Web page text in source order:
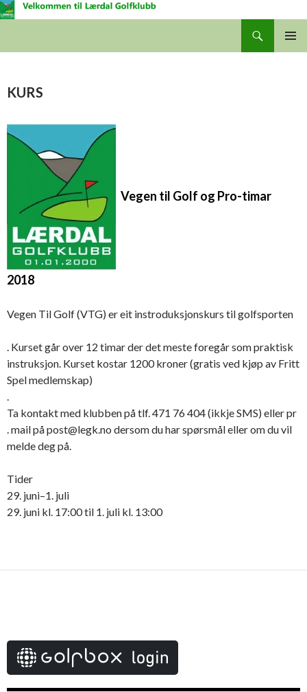
KURS
Vegen til Golf og Pro-timar
2018
Vegen Til Golf (VTG) er eit instroduksjonskurs til golfsporten
. Kurset går over 12 timar der det meste foregår som praktisk
instruksjon. Kurset kostar 1200 kroner (gratis ved kjøp av Fritt
Spel medlemskap)
.
Ta kontakt med klubben på tlf. 471 76 404 (ikkje SMS) eller pr
. mail på post@legk.no dersom du har spørsmål eller om du vil
melde deg på.
Tider
29. juni–1. juli
29. juni kl. 17:00 til 1. juli kl. 13:00